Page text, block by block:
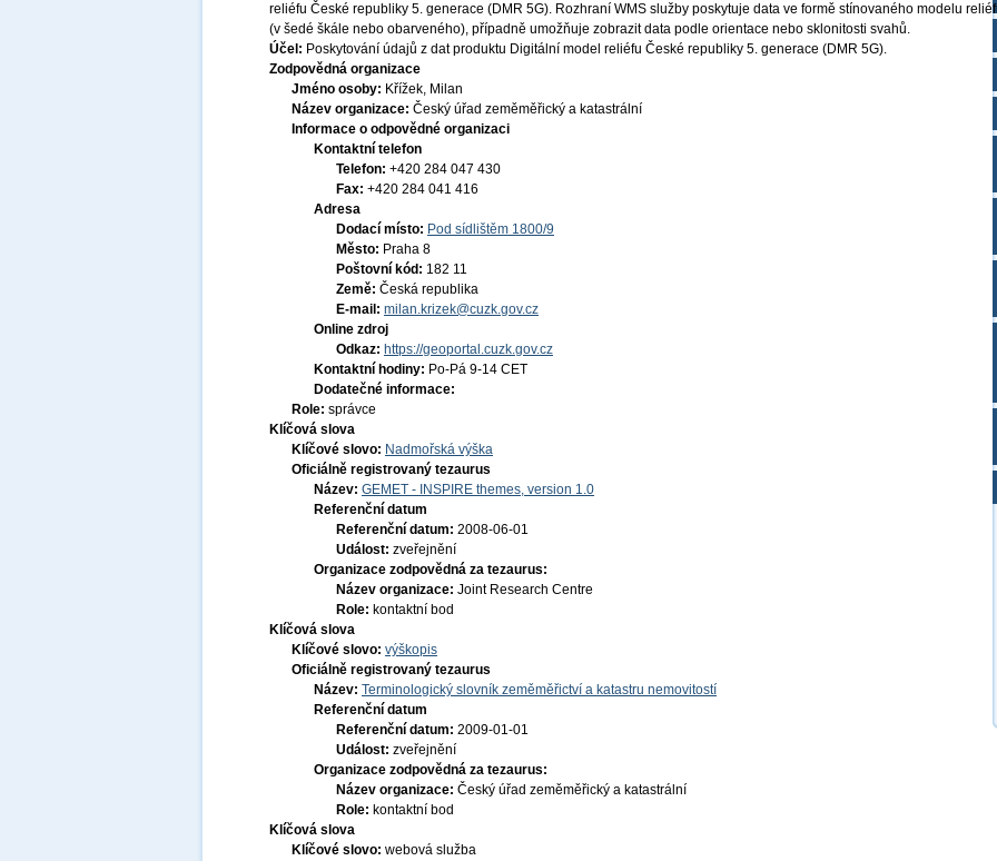
reliéfu České republiky 5. generace (DMR 5G). Rozhraní WMS služby poskytuje data ve formě stínovaného modelu
(v šedé škále nebo obarveného), případně umožňuje zobrazit data podle orientace nebo sklonitosti svahů.
Účel: Poskytování údajů z dat produktu Digitální model reliéfu České republiky 5. generace (DMR 5G).
Zodpovědná organizace
Jméno osoby: Křížek, Milan
Název organizace: Český úřad zeměměřický a katastrální
Informace o odpovědné organizaci
Kontaktní telefon
Telefon: +420 284 047 430
Fax: +420 284 041 416
Adresa
Dodací místo: Pod sídlištěm 1800/9
Město: Praha 8
Poštovní kód: 182 11
Země: Česká republika
E-mail: milan.krizek@cuzk.gov.cz
Online zdroj
Odkaz: https://geoportal.cuzk.gov.cz
Kontaktní hodiny: Po-Pá 9-14 CET
Dodatečné informace:
Role: správce
Klíčová slova
Klíčové slovo: Nadmořská výška
Oficiálně registrovaný tezaurus
Název: GEMET - INSPIRE themes, version 1.0
Referenční datum
Referenční datum: 2008-06-01
Událost: zveřejnění
Organizace zodpovědná za tezaurus:
Název organizace: Joint Research Centre
Role: kontaktní bod
Klíčová slova
Klíčové slovo: výškopis
Oficiálně registrovaný tezaurus
Název: Terminologický slovník zeměměřictví a katastru nemovitostí
Referenční datum
Referenční datum: 2009-01-01
Událost: zveřejnění
Organizace zodpovědná za tezaurus:
Název organizace: Český úřad zeměměřický a katastrální
Role: kontaktní bod
Klíčová slova
Klíčové slovo: webová služba